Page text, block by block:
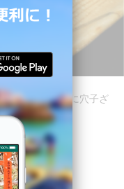
しめる…まさに穴子ざ
生穴子。
穴子。
ちゃいます！